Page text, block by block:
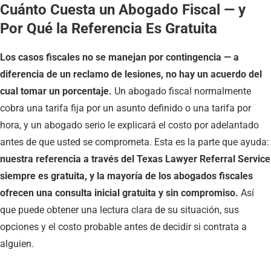
Cuánto Cuesta un Abogado Fiscal — y
Por Qué la Referencia Es Gratuita
Los casos fiscales no se manejan por contingencia — a
diferencia de un reclamo de lesiones, no hay un acuerdo del
cual tomar un porcentaje. Un abogado fiscal normalmente
cobra una tarifa fija por un asunto definido o una tarifa por
hora, y un abogado serio le explicará el costo por adelantado
antes de que usted se comprometa. Esta es la parte que ayuda:
nuestra referencia a través del Texas Lawyer Referral Service
siempre es gratuita, y la mayoría de los abogados fiscales
ofrecen una consulta inicial gratuita y sin compromiso. Así
que puede obtener una lectura clara de su situación, sus
opciones y el costo probable antes de decidir si contrata a
alguien.